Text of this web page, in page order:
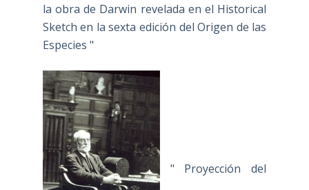
la obra de Darwin revelada en el Historical
Sketch en la sexta edición del Origen de las
Especies "
" Proyección del